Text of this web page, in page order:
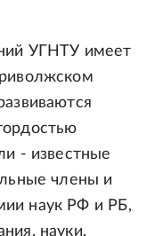
УГНТУ имеет
- известные
члены и
наук РФ и РБ,
науки,